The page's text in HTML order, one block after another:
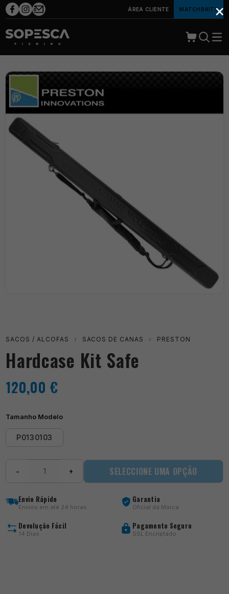
ÁREA CLIENTE MATCHBAITS
SACOS / ALCOFAS › SACOS DE CANAS › PRESTON
Hardcase Kit Safe
120,00 €
Tamanho Modelo
P0130103
Safe
− + SELECCIONE UMA OPÇÃO
Envio Rápido
Envios em até 24 horas
Garantia
Oficial da Marca
Devolução Fácil
14 Dias
Pagamento Seguro
SSL Encriptado
×